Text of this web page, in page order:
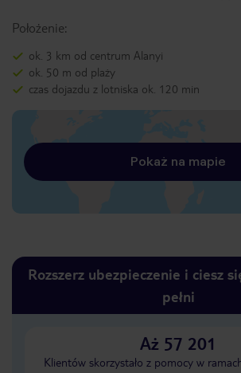
Położenie:
ok. 3 km od centrum Alanyi
ok. 50 m od plaży
czas dojazdu z lotniska ok. 120 min
Pokaż na mapie
Rozszerz ubezpieczenie i ciesz
pełni
Aż 57 201
Klientów skorzystało z pomocy w